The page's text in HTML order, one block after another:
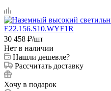
30 458 ₽/шт
Нет в наличии
Нашли дешевле?
Рассчитать доставку
Хочу в подарок